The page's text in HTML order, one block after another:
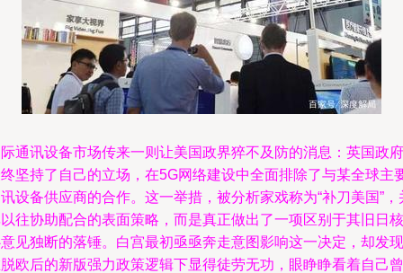
通讯设备市场传来一则让美国政界猝不及防的消息：英国政府
坚持了自己的立场，在5G网络建设中全面排除了与某全球主
设备供应商的合作。这一举措，被分析家戏称为“补刀美国”，
往协助配合的表面策略，而是真正做出了一项区别于其旧日核
见独断的落锤。白宫最初亟亟奔走意图影响这一决定，却发现
欧后的新版强力政策逻辑下显得徒劳无功，眼睁睁看着自己曾